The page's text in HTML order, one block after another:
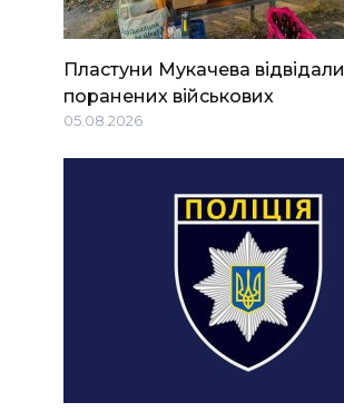
Пластуни Мукачева відвідали
поранених військових
05.08.2026